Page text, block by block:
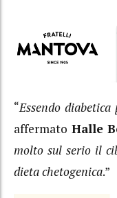
“Essendo
affermato Halle
molto sul serio il
dieta chetogenica.”